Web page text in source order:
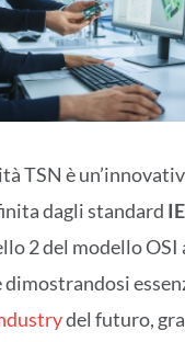
TSN è
dagli standard
2 del modello OSI
del futuro,